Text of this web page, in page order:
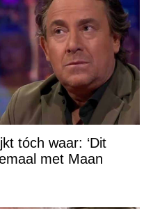
tóch waar: ‘Dit
met Maan